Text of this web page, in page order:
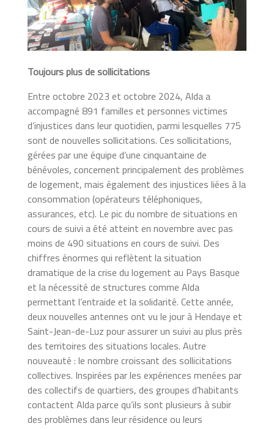
Toujours plus de sollicitations
Entre octobre 2023 et octobre 2024, Alda a
accompagné 891 familles et personnes victimes
d’injustices dans leur quotidien, parmi lesquelles 775
sont de nouvelles sollicitations. Ces sollicitations,
gérées par une équipe d’une cinquantaine de
bénévoles, concernent principalement des problèmes
de logement, mais également des injustices liées à la
consommation (opérateurs téléphoniques,
assurances, etc). Le pic du nombre de situations en
cours de suivi a été atteint en novembre avec pas
moins de 490 situations en cours de suivi. Des
chiffres énormes qui reflètent la situation
dramatique de la crise du logement au Pays Basque
et la nécessité de structures comme Alda
permettant l’entraide et la solidarité. Cette année,
deux nouvelles antennes ont vu le jour à Hendaye et
Saint-Jean-de-Luz pour assurer un suivi au plus près
des territoires des situations locales. Autre
nouveauté : le nombre croissant des sollicitations
collectives. Inspirées par les expériences menées par
des collectifs de quartiers, des groupes d’habitants
contactent Alda parce qu’ils sont plusieurs à subir
des problèmes dans leur résidence ou leurs